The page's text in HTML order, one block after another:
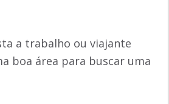
a trabalho ou viajante
boa área para buscar uma